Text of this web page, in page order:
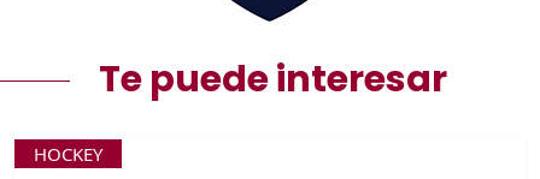
Te puede interesar
HOCKEY